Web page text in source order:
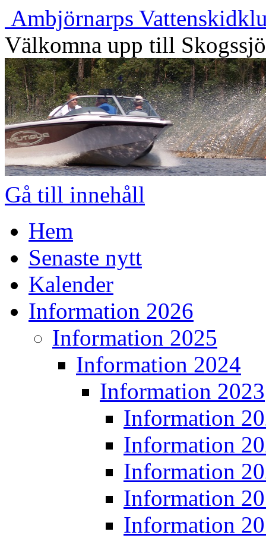
Ambjörnarps
Välkomna upp till
Gå till innehåll
Hem
Senaste nytt
Kalender
Information 2026
Information 2025
Information 2024
Information 2023
Information
Information
Information
Information
Information